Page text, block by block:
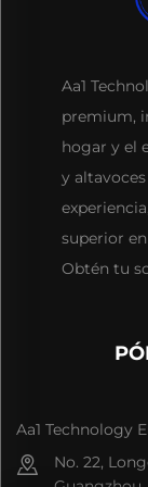
Aa1
premium,
hogar y el
y
superior
Obtén tu
Aa1 Technology
No. 22,